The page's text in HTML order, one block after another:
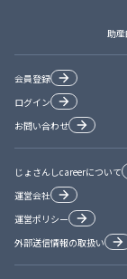
助
会員登録
ログイン
お問い合わせ
じょさんしcareerについて
運営会社
運営ポリシー
外部送信情報の取扱い